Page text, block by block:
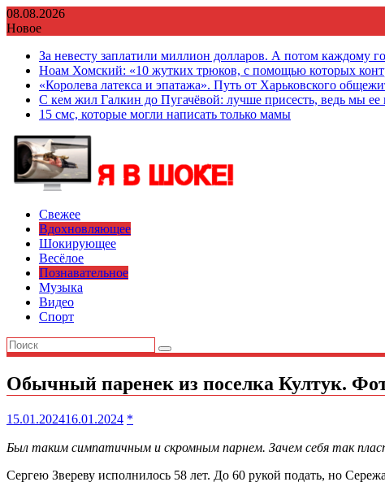
Перейти
к
08.08.2026
Новое
За невесту заплатили миллион долларов. А потом каждому
Ноам Хомский: «10 жутких трюков, с помощью которых
«Королева латекса и эпатажа». Путь от Харьковского
С кем жил Галкин до Пугачёвой: лучше присесть, ведь мы ее
15 смс, которые могли написать только мамы
Свежее
Вдохновляющее
Шокирующее
Весёлое
Познавательное
Музыка
Видео
Спорт
Обычный паренек из поселка Култук.
15.01.202416.01.2024 *
Был таким симпатичным и скромным парнем. Зачем себя так
Сергею Звереву исполнилось 58 лет. До 60 рукой подать, но